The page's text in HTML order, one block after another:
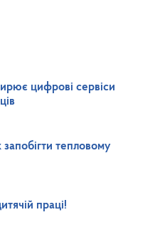
цифрові сервіси
тепловому
праці!